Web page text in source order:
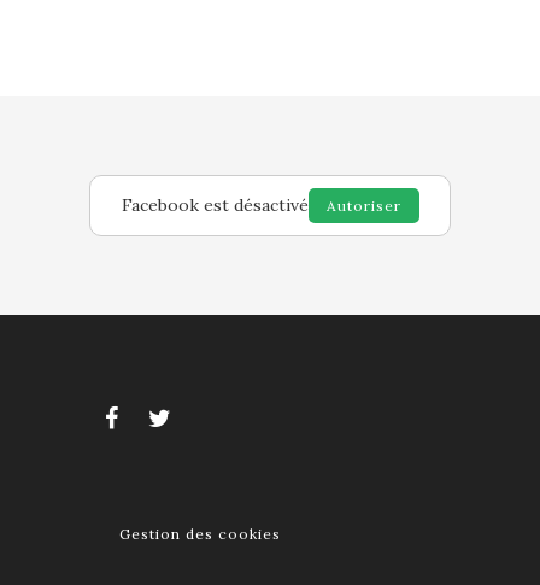
Facebook est désactivé Autoriser
Gestion des cookies